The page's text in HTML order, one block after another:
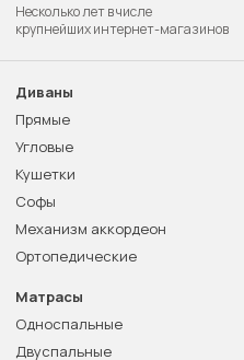
Несколько лет в числе
крупнейших интернет-магазинов
Диваны
Прямые
Угловые
Кушетки
Софы
Механизм аккордеон
Ортопедические
Матрасы
Односпальные
Двуспальные